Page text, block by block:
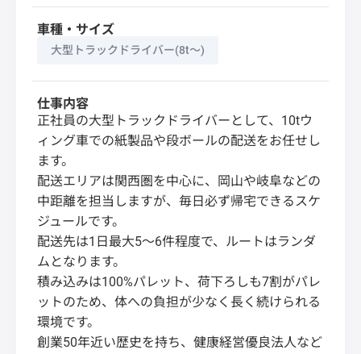
車種・サイズ
大型トラックドライバー(8t～)
仕事内容
正社員の大型トラックドライバーとして、10tウ
ィング車での紙製品や段ボールの配送をお任せし
ます。
配送エリアは関西圏を中心に、岡山や岐阜などの
中距離を担当しますが、毎日必ず帰宅できるスケ
ジュールです。
配送先は1日最大5〜6件程度で、ルートはランダ
ムとなります。
積み込みは100%パレット、荷下ろしも7割がパレ
ットのため、体への負担が少なく長く続けられる
環境です。
創業50年近い歴史を持ち、健康経営優良法人など